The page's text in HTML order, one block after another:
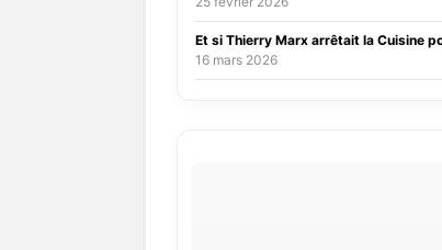
Et si Thierry Marx arrêtait la Cuisine
16 mars 2026